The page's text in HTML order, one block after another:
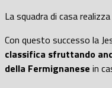
La squadra di casa
Con questo successo la
classifica sfruttando
della Fermignanese in